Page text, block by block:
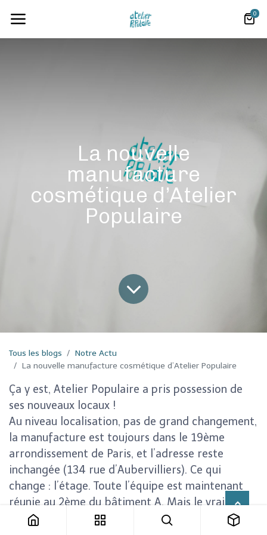
0
La nouvelle
manufacture
cosmétique d’Atelier
Populaire
Tous les blogs
Notre Actu
La nouvelle manufacture cosmétique d’Atelier Populaire
Ça y est, Atelier Populaire a pris possession de
ses nouveaux locaux !
Au niveau localisation, pas de grand changement,
la manufacture est toujours dans le 19ème
arrondissement de Paris, et l’adresse reste
inchangée (134 rue d’Aubervilliers). Ce qui
change : l’étage. Toute l’équipe est maintenant
réunie au 2ème du bâtiment A. Mais le vrai
changement ce sont les 250m² entièrement